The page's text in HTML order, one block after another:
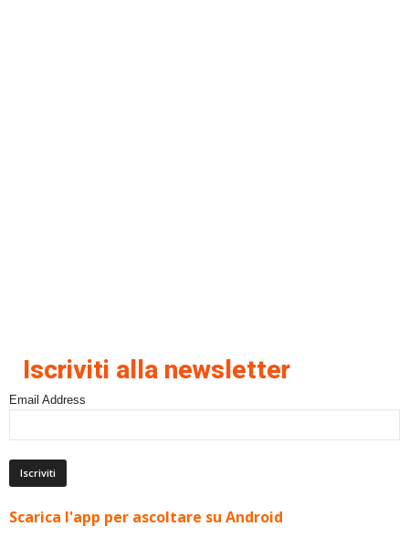
Iscriviti alla newsletter
Email Address
Scarica l'app per ascoltare su Android